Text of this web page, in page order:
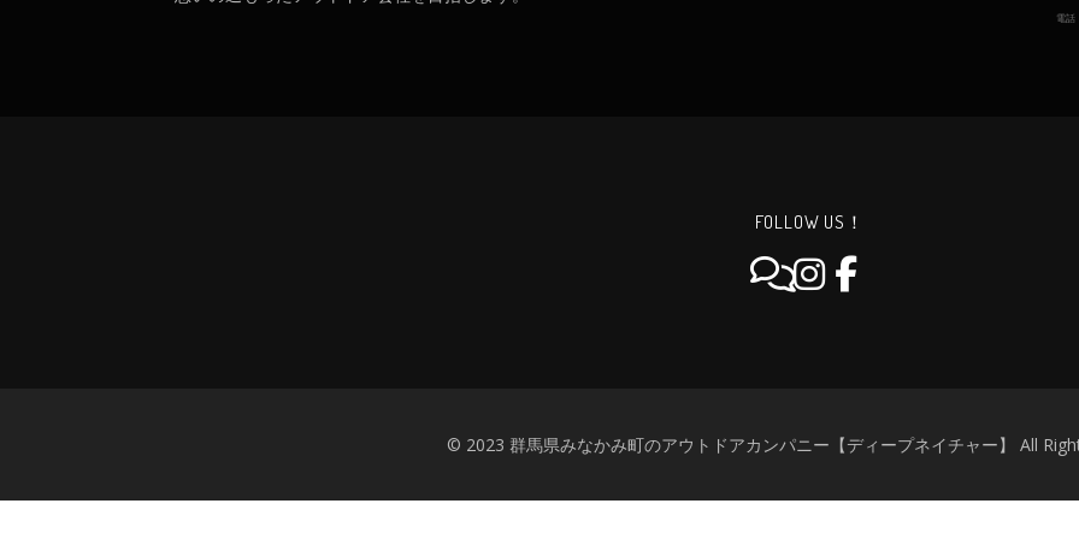
電話
FOLLOW US！
© 2023 群馬県みなかみ町のアウトドアカンパニー【ディープネイチャー】 All